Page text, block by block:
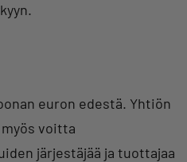
euron edestä. Yhtiön
voitta
järjestäjää ja tuottajaa